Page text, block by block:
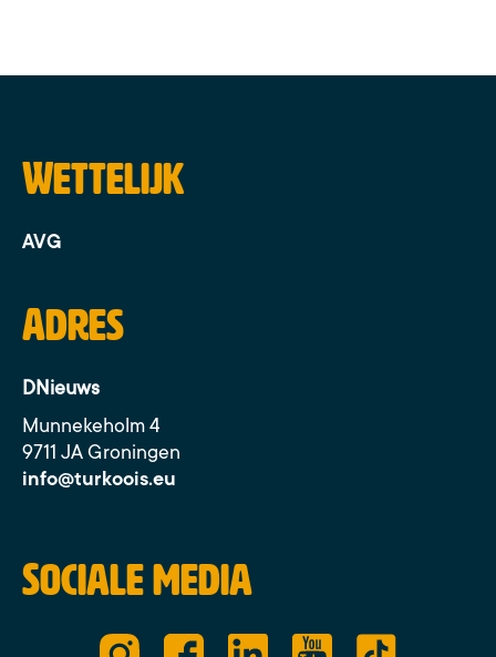
Wettelijk
AVG
Adres
DNieuws
Munnekeholm 4
9711 JA Groningen
info@turkoois.eu
Sociale media